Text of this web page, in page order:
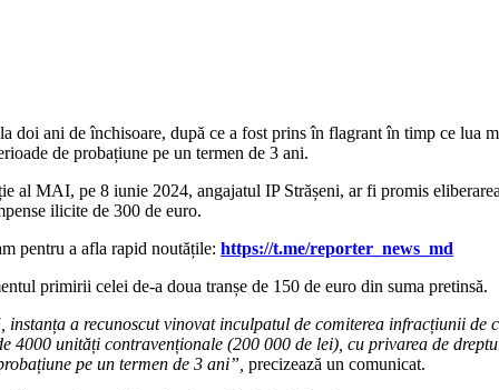
doi ani de închisoare, după ce a fost prins în flagrant în timp ce
de probațiune pe un termen de 3 ani.
al MAI, pe 8 iunie 2024, angajatul IP Strășeni, ar fi promis
ilicite de 300 de euro.
pentru a afla rapid noutățile: https://t.me/reporter_news_md
primirii celei de-a doua tranșe de 150 de euro din suma pretinsă.
instanța a recunoscut vinovat inculpatul de comiterea infracțiunii
4000 unități contravenționale (200 000 de lei), cu privarea de
pe un termen de 3 ani”, precizează un comunicat.